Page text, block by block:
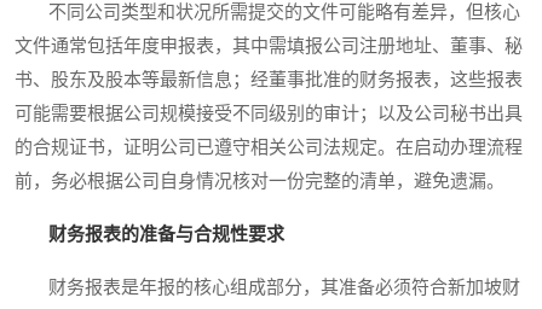
不同公司类型和状况所需提交的文件可能略有差异，但核心
文件通常包括年度申报表，其中需填报公司注册地址、董事、秘
书、股东及股本等最新信息；经董事批准的财务报表，这些报表
可能需要根据公司规模接受不同级别的审计；以及公司秘书出具
的合规证书，证明公司已遵守相关公司法规定。在启动办理流程
前，务必根据公司自身情况核对一份完整的清单，避免遗漏。
财务报表的准备与合规性要求
财务报表是年报的核心组成部分，其准备必须符合新加坡财